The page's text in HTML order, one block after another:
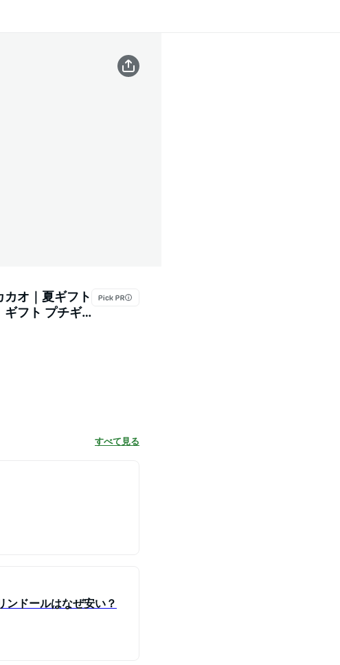
オ｜夏ギフト
ギフト プチギ
高カカオ
すべて見る
ンドールはなぜ安い？